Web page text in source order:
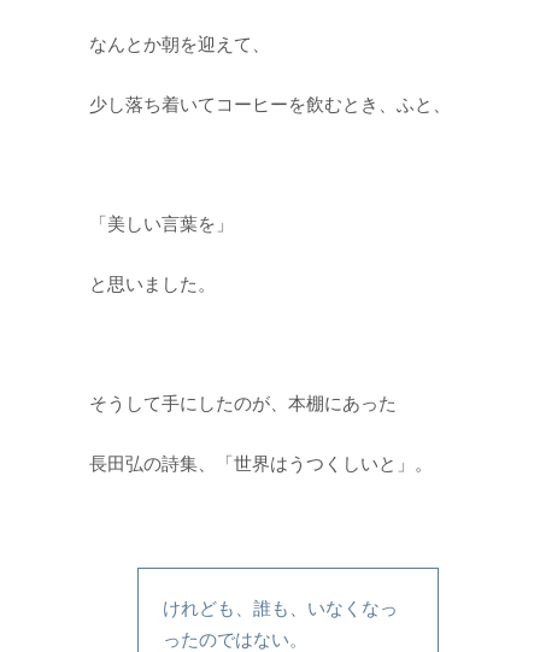
なんとか朝を迎えて、
少し落ち着いてコーヒーを飲むとき、ふと、
「美しい言葉を」
と思いました。
そうして手にしたのが、本棚にあった
長田弘の詩集、「世界はうつくしいと」。
けれども、誰も、いなくなっ
ったのではない。